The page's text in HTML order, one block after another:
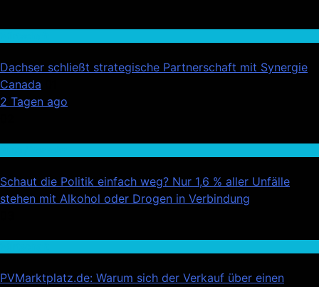
Dachser schließt strategische Partnerschaft mit Synergie
Canada
2 Tagen ago
Schaut die Politik einfach weg? Nur 1,6 % aller Unfälle
stehen mit Alkohol oder Drogen in Verbindung
PVMarktplatz.de: Warum sich der Verkauf über einen